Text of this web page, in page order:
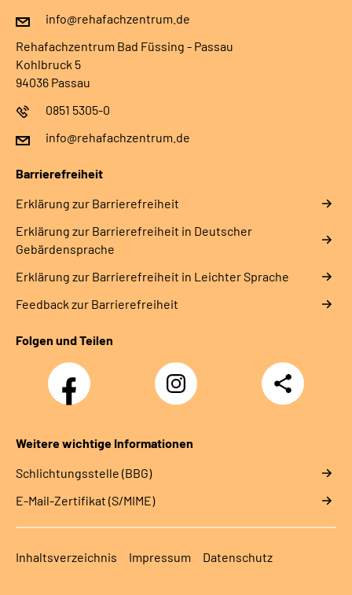
info@rehafachzentrum.de
Rehafachzentrum Bad Füssing - Passau
Kohlbruck 5
94036 Passau
0851 5305-0
info@rehafachzentrum.de
Barrierefreiheit
Erklärung zur Barrierefreiheit
Erklärung zur Barrierefreiheit in Deutscher
Gebärdensprache
Erklärung zur Barrierefreiheit in Leichter Sprache
Feedback zur Barrierefreiheit
Folgen und Teilen
Facebook Instagram
Teilen
Weitere wichtige Informationen
Schlichtungsstelle (BBG)
E-Mail-Zertifikat (S/MIME)
Inhaltsverzeichnis Impressum Datenschutz